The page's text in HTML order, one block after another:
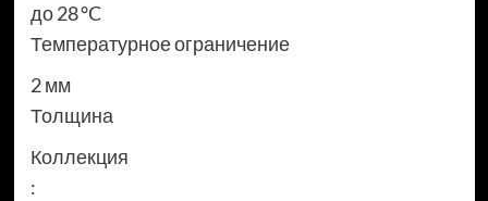
до 28 °C
Температурное ограничение
2 мм
Толщина
Коллекция
: